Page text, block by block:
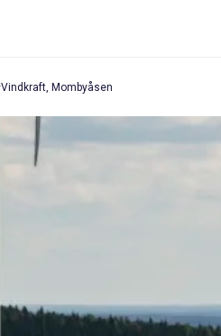
Vindkraft, Mombyåsen